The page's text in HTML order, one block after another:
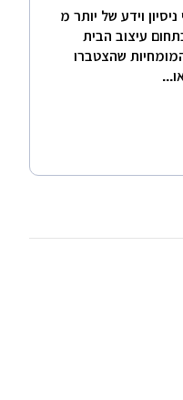
וידע של יותר מ
בתחום עיצוב הבית
שהצטברו